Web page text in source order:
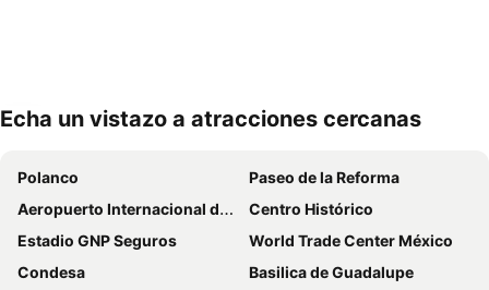
Echa un vistazo a atracciones cercanas
Polanco
Paseo de la Reforma
Aeropuerto Internacional de la Ciudad de México
Centro Histórico
Estadio GNP Seguros
World Trade Center México
Condesa
Basilica de Guadalupe